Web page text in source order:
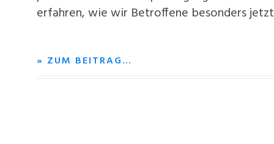
erfahren, wie wir Betroffene besonders
» ZUM BEITRAG…